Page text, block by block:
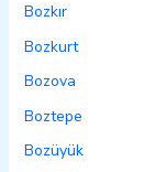
Bozkır
Bozkurt
Bozova
Boztepe
Bozüyük